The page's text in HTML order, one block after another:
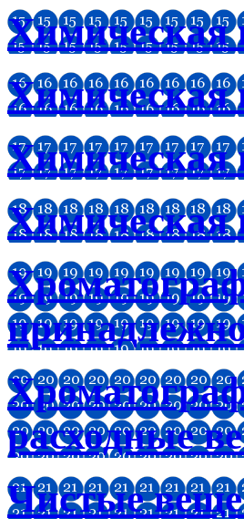
Химическая
Химическая
Химическая
Химическая
расходные
Чистые